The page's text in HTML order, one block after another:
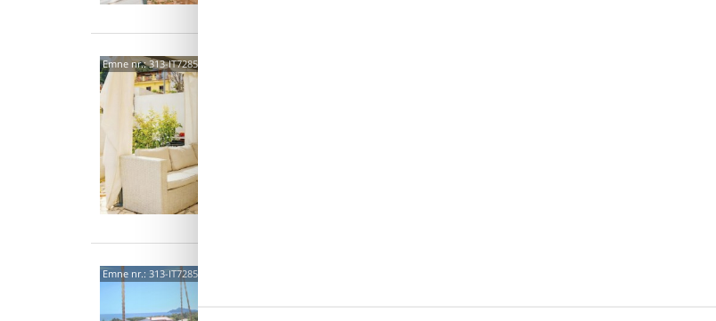
Emne nr.:313-IT7285.651.4
Emne nr.: 313-IT7285.649.1
3,0